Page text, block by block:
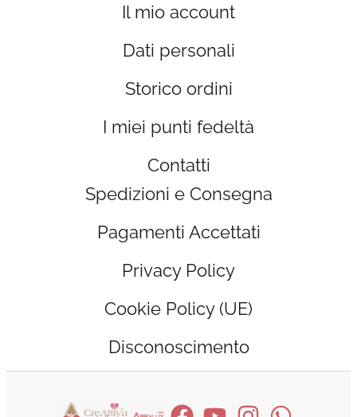
Il mio account
Dati personali
Storico ordini
I miei punti fedeltà
Contatti
Spedizioni e Consegna
Pagamenti Accettati
Privacy Policy
Cookie Policy (UE)
Disconoscimento